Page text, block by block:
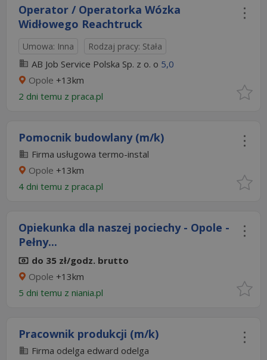
Operator / Operatorka Wózka
Widłowego Reachtruck
Umowa: Inna Rodzaj pracy: Stała
AB Job Service Polska Sp. z o. o 5,0
Opole +13km
2 dni temu z praca.pl
Pomocnik budowlany (m/k)
Firma usługowa termo-instal
Opole +13km
4 dni temu z praca.pl
Opiekunka dla naszej pociechy - Opole -
Pełny...
do 35 zł/godz. brutto
Opole +13km
5 dni temu z niania.pl
Pracownik produkcji (m/k)
Firma odelga edward odelga